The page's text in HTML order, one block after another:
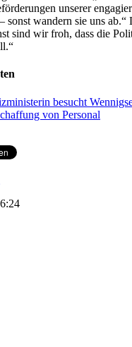
unserer
sonst wandern sie uns ab.“
sind wir froh, dass die
besucht
von Personal